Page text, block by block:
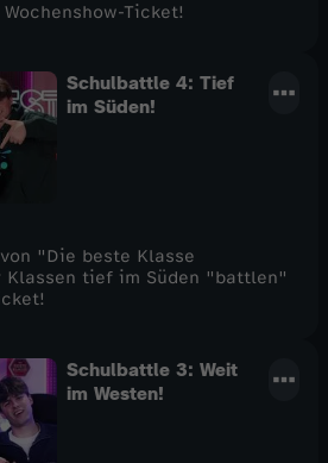
Ticket!
Schulbattle 4: Tief
im Süden!
"Die beste Klasse
Klassen tief im Süden "battlen"
Schulbattle 3: Weit
im Westen!